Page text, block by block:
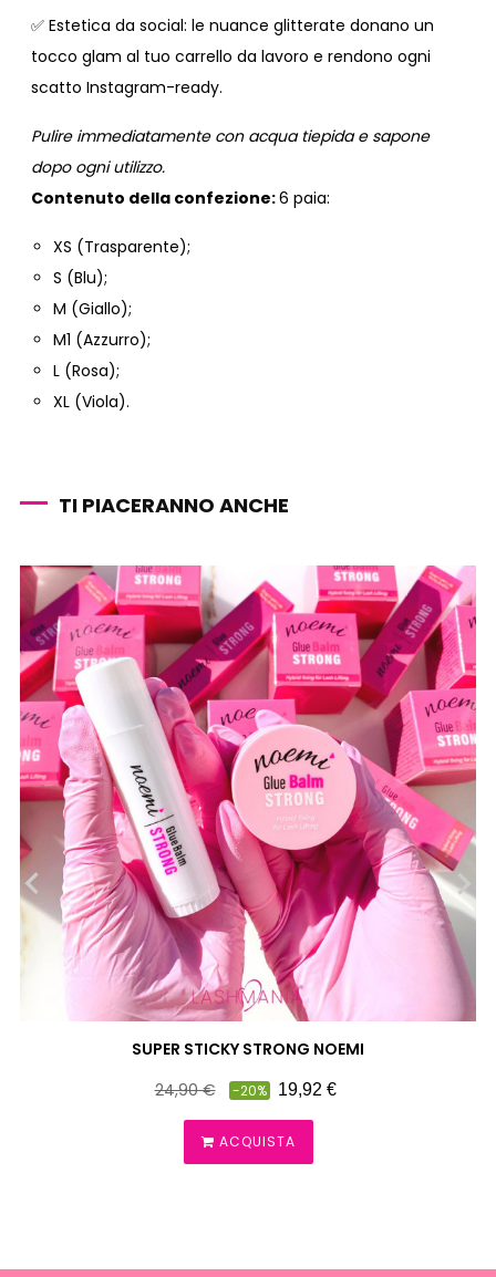
✅ Estetica da social: le nuance glitterate donano un
tocco glam al tuo carrello da lavoro e rendono ogni
scatto Instagram-ready.
Pulire immediatamente con acqua tiepida e sapone
dopo ogni utilizzo.
Contenuto della confezione:6 paia:
XS (Trasparente);
S (Blu);
M (Giallo);
M1 (Azzurro);
L (Rosa);
XL (Viola).
TI PIACERANNO ANCHE
SUPER STICKY STRONG NOEMI
Prezzo
24,90 € -20% Prezzo
19,92 €
ACQUISTA